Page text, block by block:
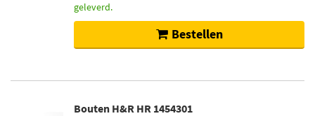
geleverd.
Bestellen
Bouten H&R HR 1454301